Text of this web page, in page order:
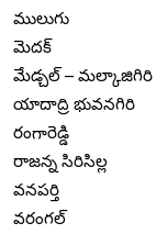
ములుగు
మెదక్
మేడ్చల్ – మల్కాజిగిరి
యాదాద్రి భువనగిరి
రంగారెడ్డి
రాజన్న సిరిసిల్ల
వనపర్తి
వరంగల్